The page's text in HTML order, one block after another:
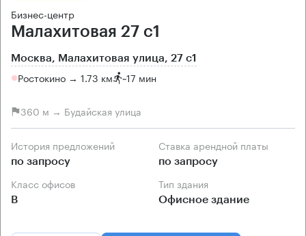
Бизнес-центр
Малахитовая 27 с1
Москва, Малахитовая улица, 27 с1
Ростокино → 1.73 км ~17 мин
360 м → Будайская улица
История предложений
по запросу
Ставка арендной платы
по запросу
Класс офисов
B
Тип здания
Офисное здание